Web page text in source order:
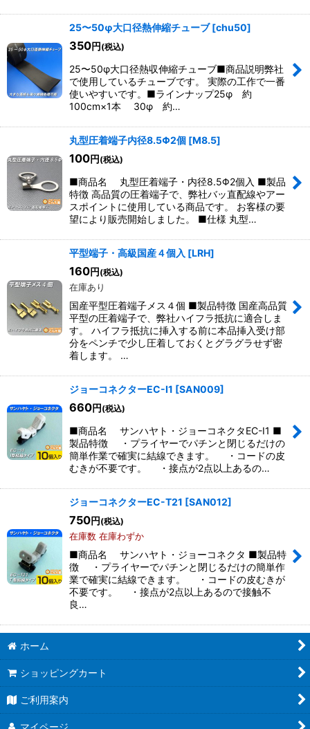
25〜50φ大口径熱伸縮チューブ [chu50]
350円(税込)
25〜50φ大口径熱収伸縮チューブ■商品説明弊社
で使用しているチューブです。 実際の工作で一番
使いやすいです。■ラインナップ25φ 約
100cm×1本 30φ 約…
丸型圧着端子内径8.5Φ2個 [M8.5]
100円(税込)
■商品名 丸型圧着端子・内径8.5Φ2個入 ■製品
特徴 高品質の圧着端子で、弊社バッ直配線やアー
スポイントに使用している商品です。 お客様の要
望により販売開始しました。 ■仕様 丸型…
平型端子・高級国産４個入 [LRH]
160円(税込)
在庫あり
国産平型圧着端子メス４個 ■製品特徴 国産高品質
平型の圧着端子で、弊社ハイフラ抵抗に適合しま
す。 ハイフラ抵抗に挿入する前に本品挿入受け部
分をペンチで少し圧着しておくとグラグラせず密
着します。 …
ジョーコネクターEC-I1 [SAN009]
660円(税込)
■商品名 サンハヤト・ジョーコネクタEC-I1 ■
製品特徴 ・プライヤーでパチンと閉じるだけの
簡単作業で確実に結線できます。 ・コードの皮
むきが不要です。 ・接点が2点以上あるの…
ジョーコネクターEC-T21 [SAN012]
750円(税込)
在庫数 在庫わずか
■商品名 サンハヤト・ジョーコネクタ ■製品特
徴 ・プライヤーでパチンと閉じるだけの簡単作
業で確実に結線できます。 ・コードの皮むきが
不要です。 ・接点が2点以上あるので接触不
良…
ホーム
ショッピングカート
ご利用案内
マイページ